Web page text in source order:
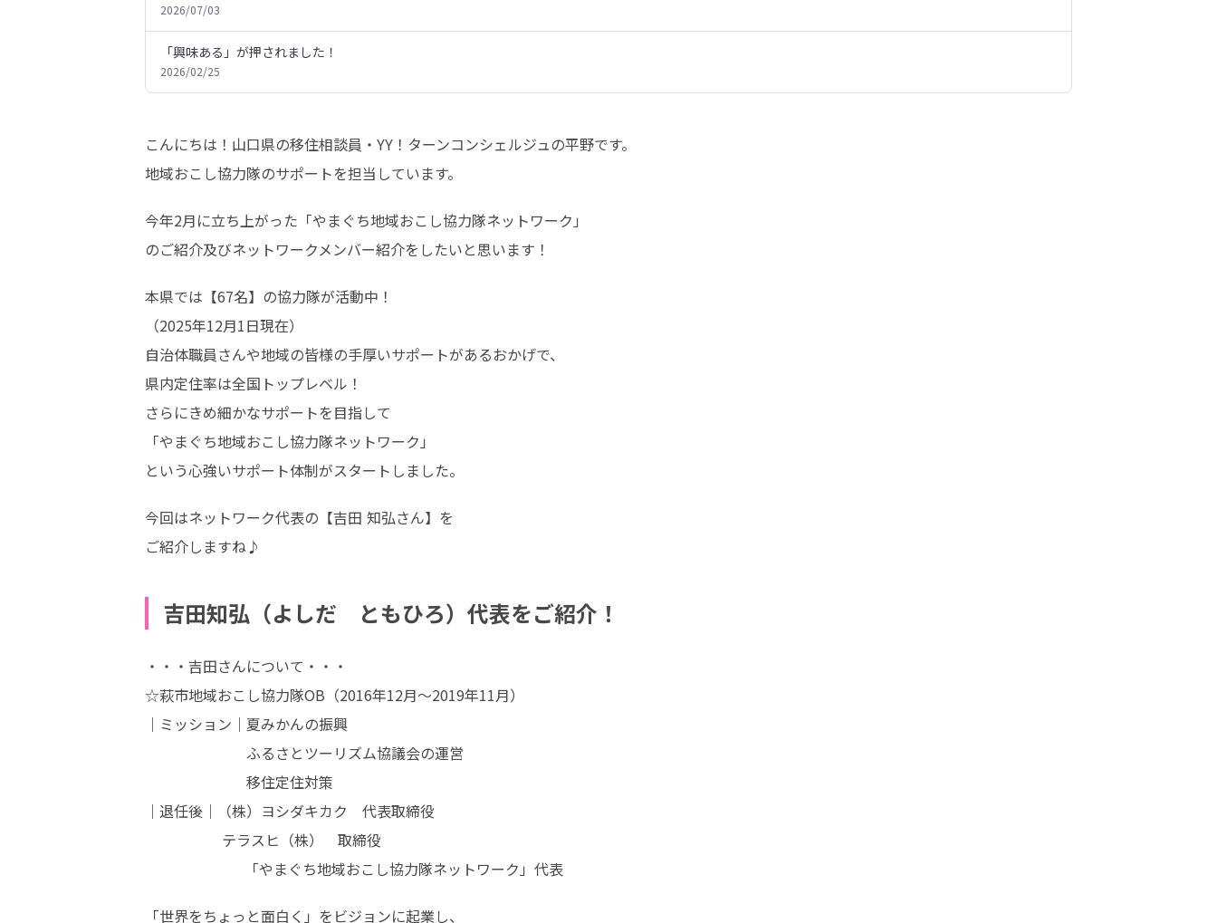
2026/07/03
「興味ある」が押されました！
2026/02/25
こんにちは！山口県の移住相談員・YY！ターンコンシェルジュの平野です。
地域おこし協力隊のサポートを担当しています。
今年2月に立ち上がった「やまぐち地域おこし協力隊ネットワーク」
のご紹介及びネットワークメンバー紹介をしたいと思います！
本県では【67名】の協力隊が活動中！
（2025年12月1日現在）
自治体職員さんや地域の皆様の手厚いサポートがあるおかげで、
県内定住率は全国トップレベル！
さらにきめ細かなサポートを目指して
「やまぐち地域おこし協力隊ネットワーク」
という心強いサポート体制がスタートしました。
今回はネットワーク代表の【吉田 知弘さん】を
ご紹介しますね♪
吉田知弘（よしだ ともひろ）代表をご紹介！
・・・吉田さんについて・・・
☆萩市地域おこし協力隊OB（2016年12月～2019年11月）
｜ミッション｜夏みかんの振興
ふるさとツーリズム協議会の運営
移住定住対策
｜退任後｜（株）ヨシダキカク　代表取締役
テラスヒ（株）　取締役
                      「やまぐち地域おこし協力隊ネットワーク」代表
「世界をちょっと面白く」をビジョンに起業し、